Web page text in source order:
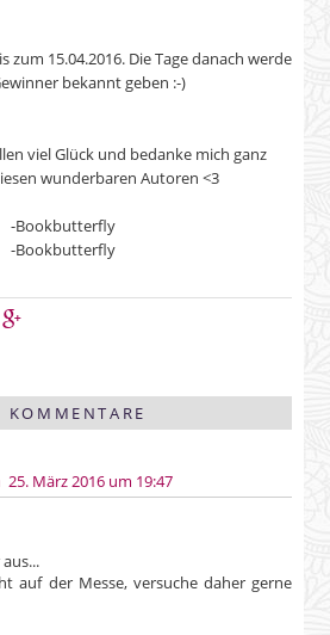
15.04.2016. Die Tage danach werde
bekannt geben :-)
viel Glück und bedanke mich ganz
wunderbaren Autoren <3
-Bookbutterfly
-Bookbutterfly
KOMMENTARE
25. März 2016 um 19:47
auf der Messe, versuche daher gerne